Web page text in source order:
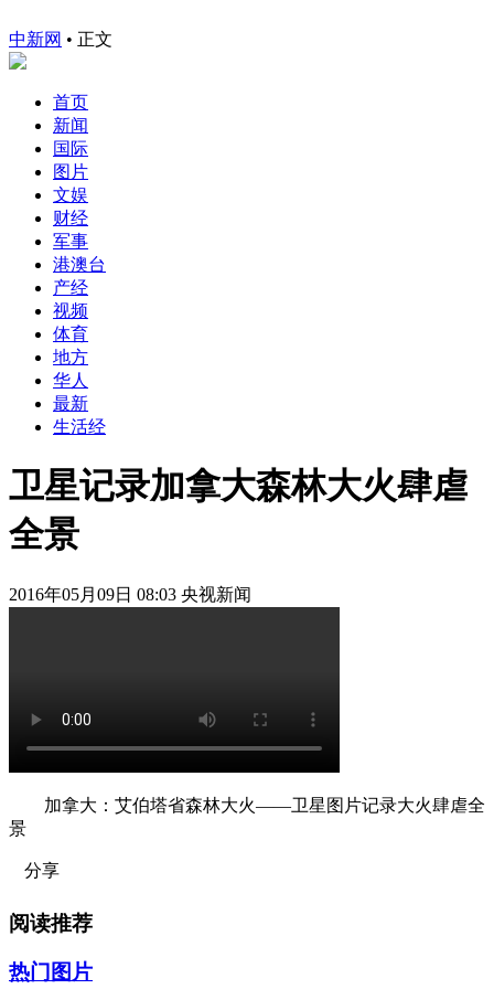
中新网 • 正文
首页
新闻
国际
图片
文娱
财经
军事
港澳台
产经
视频
体育
地方
华人
最新
生活经
卫星记录加拿大森林大火肆虐
全景
2016年05月09日 08:03 央视新闻
加拿大：艾伯塔省森林大火——卫星图片记录大火肆虐全
景
分享
阅读推荐
热门图片